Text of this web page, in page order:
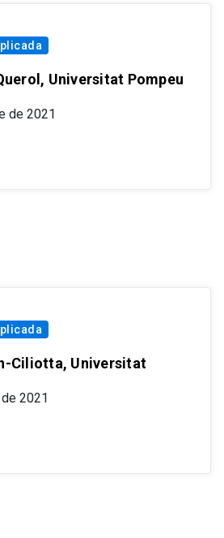
Universitat Pompeu
de 2021
Ciliotta, Universitat
2021